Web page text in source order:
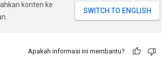
konten ke
Apakah informasi ini membantu?